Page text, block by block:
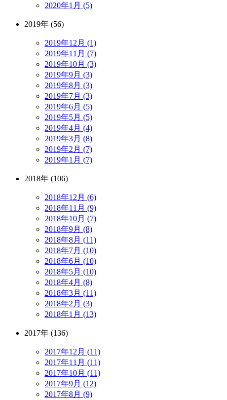
2020年1月 (5)
2019年 (56)
2019年12月 (1)
2019年11月 (7)
2019年10月 (3)
2019年9月 (3)
2019年8月 (3)
2019年7月 (3)
2019年6月 (5)
2019年5月 (5)
2019年4月 (4)
2019年3月 (8)
2019年2月 (7)
2019年1月 (7)
2018年 (106)
2018年12月 (6)
2018年11月 (9)
2018年10月 (7)
2018年9月 (8)
2018年8月 (11)
2018年7月 (10)
2018年6月 (10)
2018年5月 (10)
2018年4月 (8)
2018年3月 (11)
2018年2月 (3)
2018年1月 (13)
2017年 (136)
2017年12月 (11)
2017年11月 (11)
2017年10月 (11)
2017年9月 (12)
2017年8月 (9)